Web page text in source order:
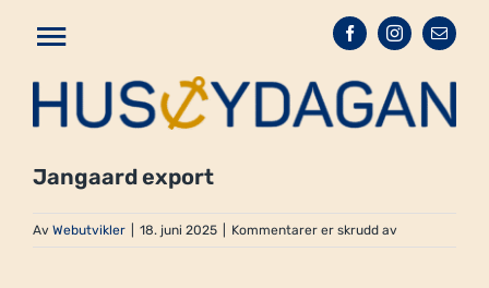
hovedinnhold
Toggle
Navigation
Forside
Billetter
Jangaard export
Av Webutvikler 18. juni 2025 Kommentarer er skrudd avfor